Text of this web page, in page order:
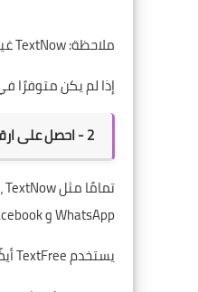
ملاحظة: TextNow غير متوفر في بعض البلدان رقم وهمي.
إذا لم يكن متوفرًا
2 - احصل على ارقام امريكية مجانية باستخدام TextFree
WhatsApp و Facebook والتطبيقات الأخرى.
يستخدم TextFree أيضًا نظام مصادقة يعتمد على البريد الإلكتروني يمنعك من إدخال رقم هاتفك.